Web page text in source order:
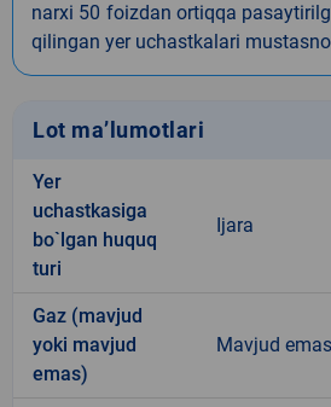
narxi 50 foizdan ortiqqa
qilingan yer uchastkalari
Lot ma’lumotlari
Yer
uchastkasiga
bo`lgan huquq
turi
Ijara
Gaz (mavjud
yoki mavjud
emas)
Mavjud emas